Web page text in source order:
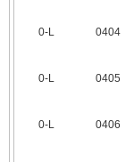
0‑L 0404
0‑L 0405
0‑L 0406